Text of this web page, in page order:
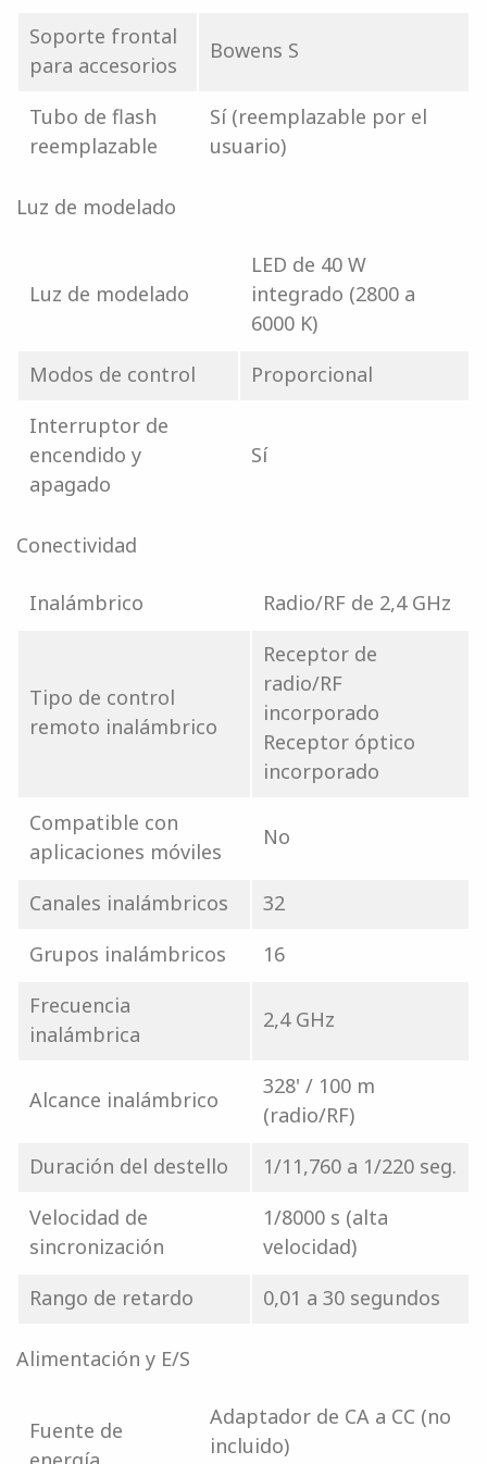
Soporte frontal
para accesorios
Bowens S
Tubo de flash
reemplazable
Sí (reemplazable por el
usuario)
Luz de modelado
Luz de modelado
LED de 40 W
integrado (2800 a
6000 K)
Modos de control
Proporcional
Interruptor de
encendido y
apagado
Sí
Conectividad
Inalámbrico Radio/RF de 2,4 GHz
Tipo de control
remoto inalámbrico
Receptor de
radio/RF
incorporado
Receptor óptico
incorporado
Compatible con
aplicaciones móviles
No
Canales inalámbricos
32
Grupos inalámbricos
16
Frecuencia
inalámbrica
2,4 GHz
Alcance inalámbrico
328' / 100 m
(radio/RF)
Duración del destello
1/11,760 a 1/220 seg.
Velocidad de
sincronización
1/8000 s (alta
velocidad)
Rango de retardo
0,01 a 30 segundos
Alimentación y E/S
Fuente de
Adaptador de CA a CC (no
incluido)